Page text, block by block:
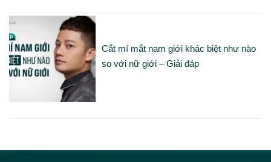
Cắt mí mắt nam giới khác biệt như nào
so với nữ giới – Giải đáp